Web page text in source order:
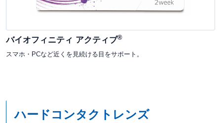
バイオフィニティ アクティブ®
スマホ・PCなど近くを見続ける目をサポート。
ハードコンタクトレンズ